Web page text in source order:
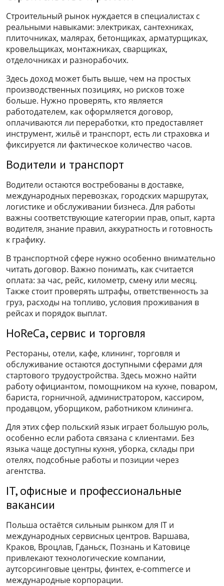
Строительный рынок нуждается в специалистах с
реальными навыками: электриках, сантехниках,
плиточниках, малярах, бетонщиках, арматурщиках,
кровельщиках, монтажниках, сварщиках,
отделочниках и разнорабочих.
Здесь доход может быть выше, чем на простых
производственных позициях, но рисков тоже
больше. Нужно проверять, кто является
работодателем, как оформляется договор,
оплачиваются ли переработки, кто предоставляет
инструмент, жильё и транспорт, есть ли страховка и
фиксируется ли фактическое количество часов.
Водители и транспорт
Водители остаются востребованы в доставке,
международных перевозках, городских маршрутах,
логистике и обслуживании бизнеса. Для работы
важны соответствующие категории прав, опыт, карта
водителя, знание правил, аккуратность и готовность
к графику.
В транспортной сфере нужно особенно внимательно
читать договор. Важно понимать, как считается
оплата: за час, рейс, километр, смену или месяц.
Также стоит проверять штрафы, ответственность за
груз, расходы на топливо, условия проживания в
рейсах и порядок выплат.
HoReCa, сервис и торговля
Рестораны, отели, кафе, клининг, торговля и
обслуживание остаются доступными сферами для
стартового трудоустройства. Здесь можно найти
работу официантом, помощником на кухне, поваром,
бариста, горничной, администратором, кассиром,
продавцом, уборщиком, работником клининга.
Для этих сфер польский язык играет большую роль,
особенно если работа связана с клиентами. Без
языка чаще доступны кухня, уборка, склады при
отелях, подсобные работы и позиции через
агентства.
IT, офисные и профессиональные
вакансии
Польша остаётся сильным рынком для IT и
международных сервисных центров. Варшава,
Краков, Вроцлав, Гданьск, Познань и Катовице
привлекают технологические компании,
аутсорсинговые центры, финтех, e-commerce и
международные корпорации.